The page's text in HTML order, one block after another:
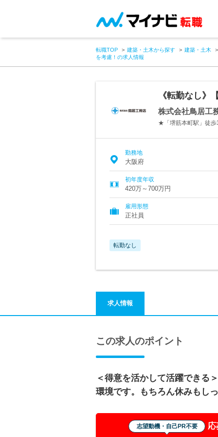
転職TOP 建築・土木から探す
建築・土木
を考慮！の求人情報
《転勤なし
株式会社鳥居工
★「堺筋本町駅」徒
勤務地
大阪府
初年度年収
420万～700万円
雇用形態
正社員
転勤なし
求人情報
この求人のポイント
＜得意を活かして活躍できる
環境です。もちろん休みもし
志望動機・自己PR不要